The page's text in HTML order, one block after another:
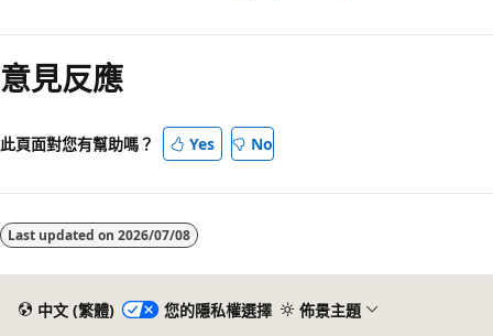
讀
模
已
用
意見反應
此頁面對您有幫助嗎？ Yes No
Last updated on 2026/07/08
中文 (繁體) 您的隱私權選擇 佈景主題